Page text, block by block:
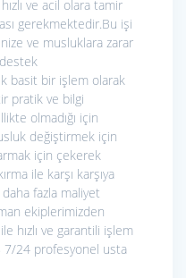
ve acil olara tamir
gerekmektedir.Bu işi
ve musluklara zarar
basit bir işlem olarak
pratik ve bilgi
olmadığı için
değiştirmek için
için çekerek
ile karşı karşıya
fazla maliyet
ekiplerimizden
hızlı ve garantili işlem
24 profesyonel usta